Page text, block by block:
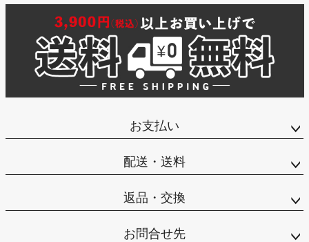
お支払い
配送・送料
返品・交換
お問合せ先